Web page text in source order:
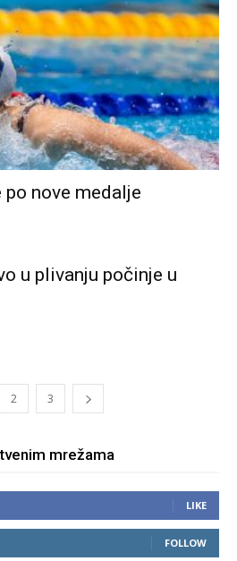
po nove medalje
u plivanju počinje u
2 3
mrežama
LIKE
FOLLOW